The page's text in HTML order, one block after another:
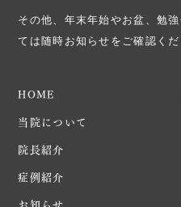
その他、年末年始やお盆、勉
ては随時お知らせをご確認くだ
HOME
当院について
院長紹介
症例紹介
お知らせ